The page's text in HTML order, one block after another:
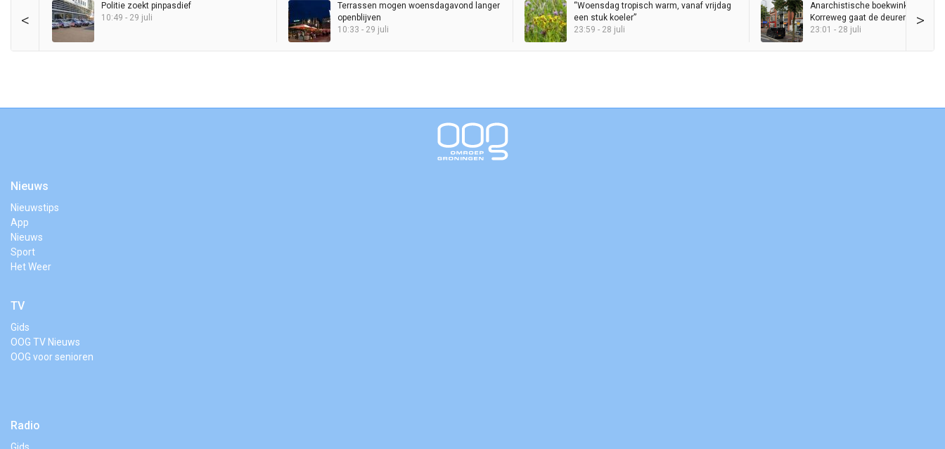
< >
Politie zoekt pinpasdief
10:49 - 29 juli
Terrassen mogen woensdagavond langer
openblijven
10:33 - 29 juli
“Woensdag tropisch warm, vanaf vrijdag
een stuk koeler”
23:59 - 28 juli
Anarchistische boekwinkel
Korreweg gaat de deuren sluiten
23:01 - 28 juli
Nieuws
Nieuwstips
App
Nieuws
Sport
Het Weer
TV
Gids
OOG TV Nieuws
OOG voor senioren
Radio